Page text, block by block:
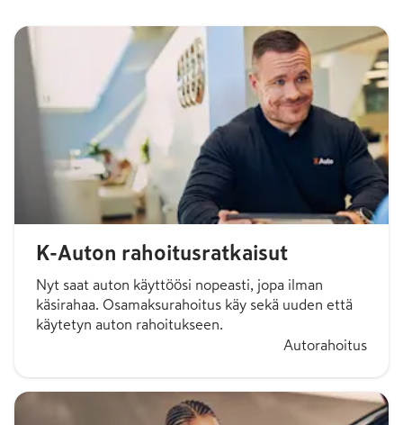
K-Auton rahoitusratkaisut
Nyt saat auton käyttöösi nopeasti, jopa ilman
käsirahaa. Osamaksurahoitus käy sekä uuden että
käytetyn auton rahoitukseen.
Autorahoitus